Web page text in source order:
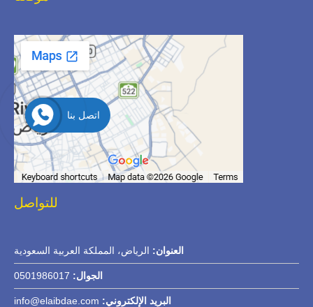
للتواصل
العنوان: الرياض، المملكة العربية السعودية
الجوال:
البريد الإلكتروني:
اتصل بنا